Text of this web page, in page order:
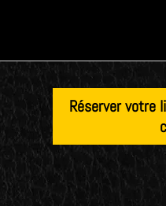
Réserver votre